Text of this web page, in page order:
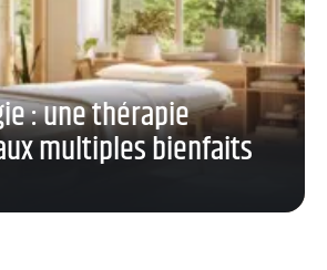
: une thérapie
multiples bienfaits